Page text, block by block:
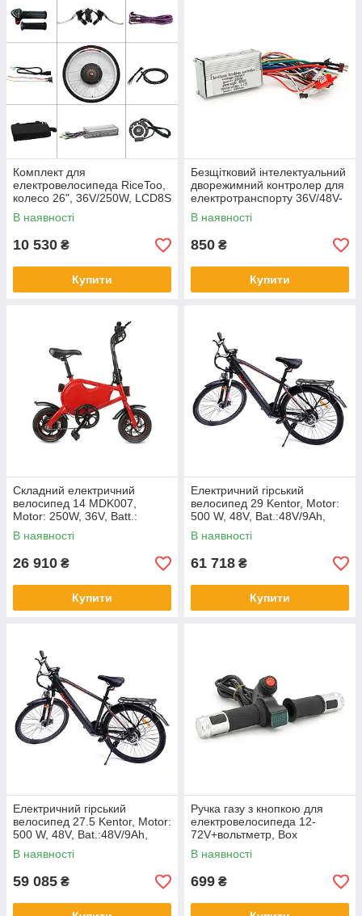
Комплект для
електровелосипеда RiceToo,
колесо 26", 36V/250W, LCD8S
В наявності
10 530 ₴
Купити
Безщітковий інтелектуальний
дворежимний контролер для
електротранспорту 36V/48V-
250W, 18A
В наявності
850 ₴
Купити
Складний електричний
велосипед 14 MDK007,
Motor: 250W, 36V, Batt.:
36V/10Ah, Lithium
В наявності
26 910 ₴
Купити
Електричний гірський
велосипед 29 Kentor, Motor:
500 W, 48V, Bat.:48V/9Ah,
Lithium
В наявності
61 718 ₴
Купити
Електричний гірський
велосипед 27.5 Kentor, Motor:
500 W, 48V, Bat.:48V/9Ah,
lithium
В наявності
59 085 ₴
Ручка газу з кнопкою для
електровелосипеда 12-
72V+вольтметр, Box
В наявності
699 ₴